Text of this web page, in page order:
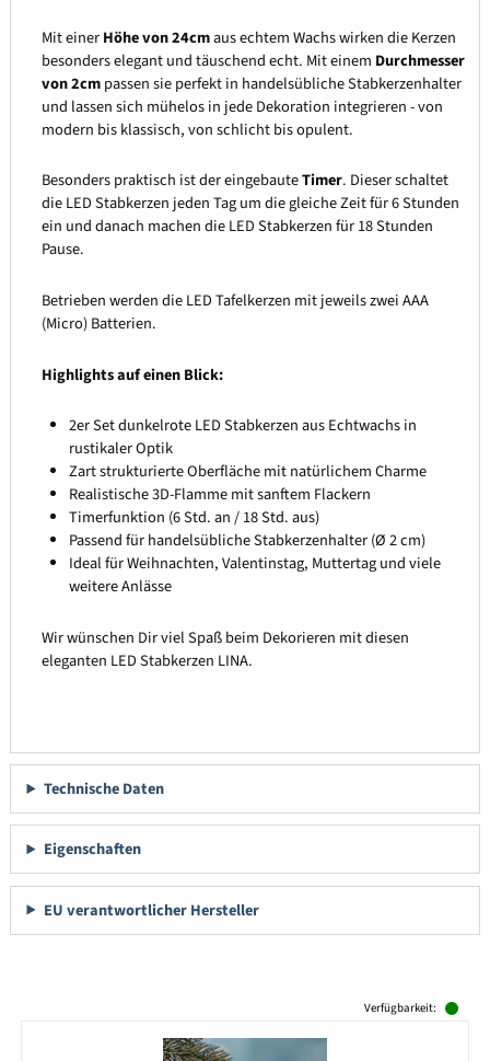
Mit einerHöhe von 24cmaus echtem Wachs wirken die Kerzen
besonders elegant und täuschend echt. Mit einem Durchmesser
von 2cmpassen sie perfekt in handelsübliche Stabkerzenhalter
und lassen sich mühelos in jede Dekoration integrieren - von
modern bis klassisch, von schlicht bis opulent.
Besonders praktisch ist der eingebauteTimer. Dieser schaltet
die LED Stabkerzen jeden Tag um die gleiche Zeit für 6 Stunden
ein und danach machen die LED Stabkerzen für 18 Stunden
Pause.
Betrieben werden die LED Tafelkerzen mit jeweils zwei AAA
(Micro) Batterien.
Highlights auf einen Blick:
2er Set dunkelrote LED Stabkerzen aus Echtwachs in
rustikaler Optik
Zart strukturierte Oberfläche mit natürlichem Charme
Realistische 3D-Flamme mit sanftem Flackern
Timerfunktion (6 Std. an / 18 Std. aus)
Passend für handelsübliche Stabkerzenhalter (Ø 2 cm)
Ideal für Weihnachten, Valentinstag, Muttertag und viele
weitere Anlässe
Wir wünschen Dir viel Spaß beim Dekorieren mit diesen
eleganten LED Stabkerzen LINA.
Technische Daten
Eigenschaften
EU verantwortlicher Hersteller
Verfügbarkeit: